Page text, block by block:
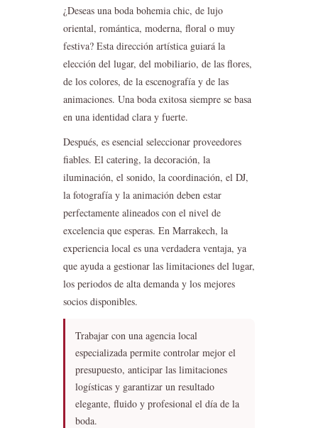
¿Deseas una boda bohemia chic, de lujo
oriental, romántica, moderna, floral o muy
festiva? Esta dirección artística guiará la
elección del lugar, del mobiliario, de las flores,
de los colores, de la escenografía y de las
animaciones. Una boda exitosa siempre se basa
en una identidad clara y fuerte.
Después, es esencial seleccionar proveedores
fiables. El catering, la decoración, la
iluminación, el sonido, la coordinación, el DJ,
la fotografía y la animación deben estar
perfectamente alineados con el nivel de
excelencia que esperas. En Marrakech, la
experiencia local es una verdadera ventaja, ya
que ayuda a gestionar las limitaciones del lugar,
los periodos de alta demanda y los mejores
socios disponibles.
Trabajar con una agencia local
especializada permite controlar mejor el
presupuesto, anticipar las limitaciones
logísticas y garantizar un resultado
elegante, fluido y profesional el día de la
boda.